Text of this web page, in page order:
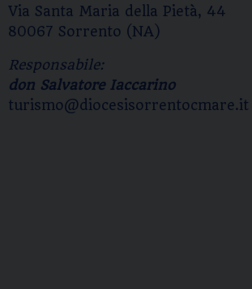
Via Santa Maria della Pietà, 44
80067 Sorrento (NA)
Responsabile:
don Salvatore Iaccarino
turismo@diocesisorrentocmare.it